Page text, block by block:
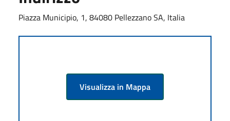
Piazza Municipio, 1, 84080 Pellezzano SA, Italia
Visualizza in Mappa